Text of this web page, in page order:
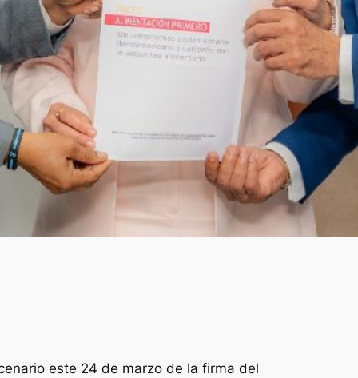
este 24 de marzo de la firma del